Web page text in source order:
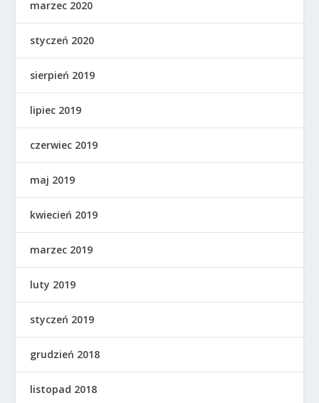
marzec 2020
styczeń 2020
sierpień 2019
lipiec 2019
czerwiec 2019
maj 2019
kwiecień 2019
marzec 2019
luty 2019
styczeń 2019
grudzień 2018
listopad 2018